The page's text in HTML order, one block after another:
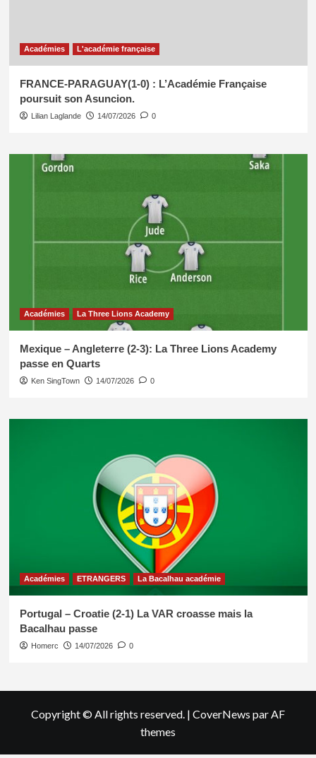
Académies L'académie française
FRANCE-PARAGUAY(1-0) : L’Académie Française
poursuit son Asuncion.
Lilian Laglande 14/07/2026 0
Académies La Three Lions Academy
Mexique – Angleterre (2-3): La Three Lions Academy
passe en Quarts
Ken SingTown 14/07/2026 0
Académies ETRANGERS La Bacalhau académie
Portugal – Croatie (2-1) La VAR croasse mais la
Bacalhau passe
Homerc 14/07/2026 0
Copyright © All rights reserved. | CoverNews par AF
themes